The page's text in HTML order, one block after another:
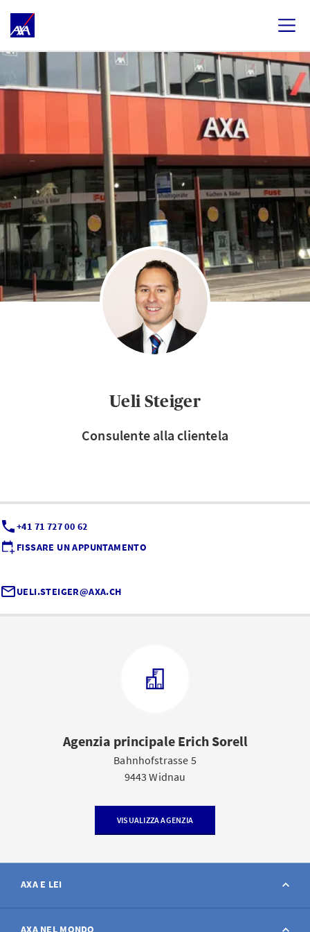
Ueli Steiger
Consulente alla clientela
+41 71 727 00 62
FISSARE UN APPUNTAMENTO
UELI.STEIGER@AXA.CH
Agenzia principale Erich Sorell
Bahnhofstrasse 5
9443 Widnau
VISUALIZZA AGENZIA
AXA E LEI
Contatto
AXA NEL MONDO